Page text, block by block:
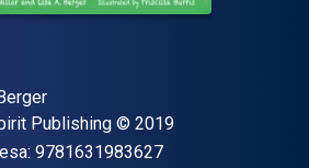
Publishing Copyright
© 2019
9781631983627"ISBN-13